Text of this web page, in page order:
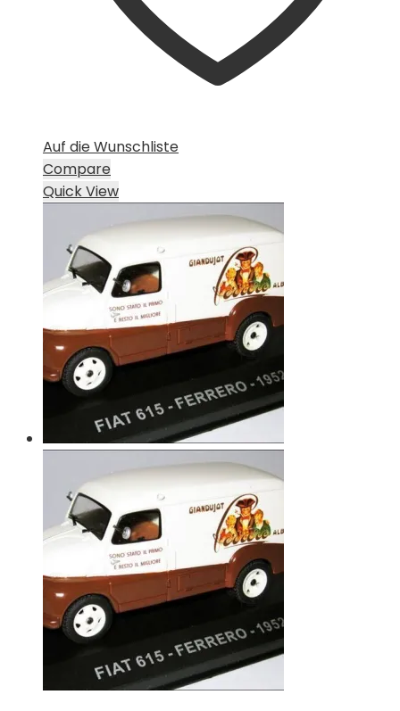
Auf die Wunschliste
Compare
Quick View